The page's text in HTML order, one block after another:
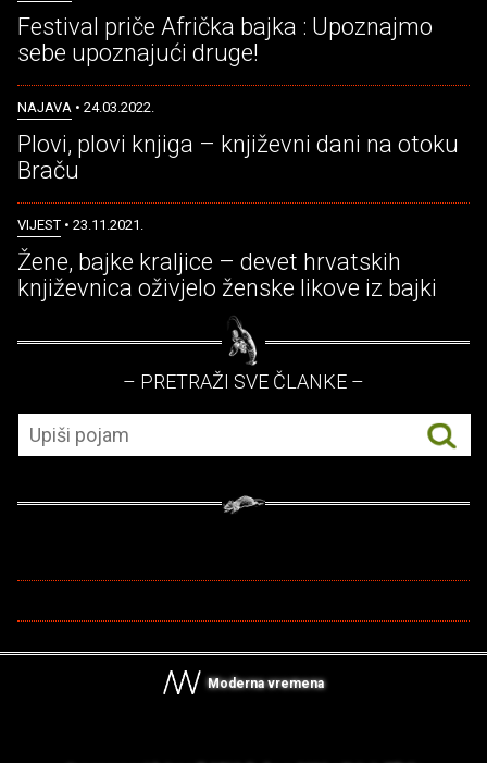
Festival priče Afrička bajka : Upoznajmo
sebe upoznajući druge!
NAJAVA • 24.03.2022.
Plovi, plovi knjiga – književni dani na otoku
Braču
VIJEST • 23.11.2021.
Žene, bajke kraljice – devet hrvatskih
književnica oživjelo ženske likove iz bajki
– PRETRAŽI SVE ČLANKE –
Moderna vremena